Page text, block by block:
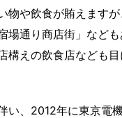
物や飲食が賄えます
場通り商店街」など
構えの飲食店なども
い、2012年に東京電